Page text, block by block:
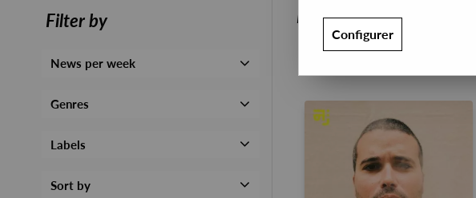
Filter by
News per week
Genres
Labels
Sort by
PRESALES EXCLUSIVES
Configurer